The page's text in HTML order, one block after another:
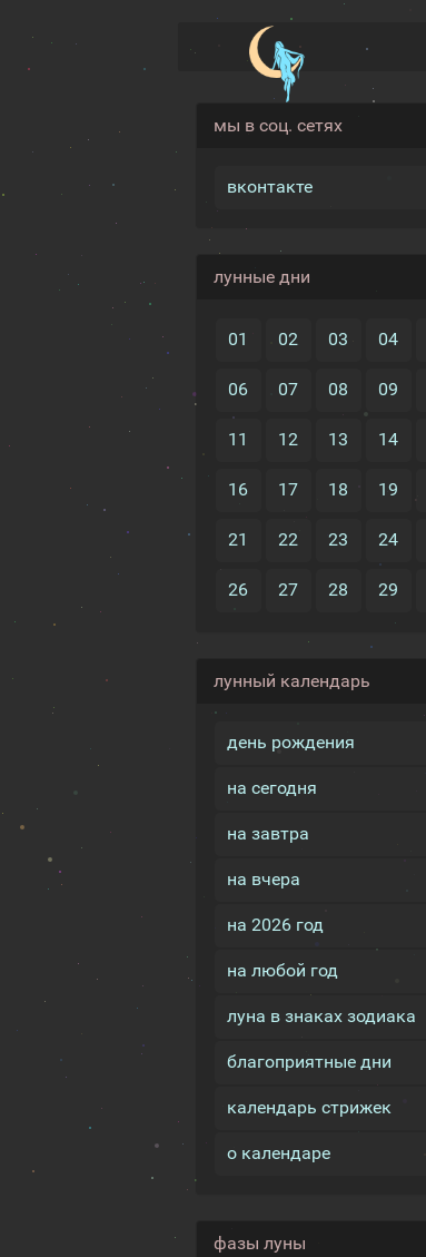
мы в соц. сетях
вконтакте
лунные дни
01 02 03 04
06 07 08 09
11 12 13 14
16 17 18 19
21 22 23 24
26 27 28 29
лунный календарь
день рождения
на сегодня
на завтра
на вчера
на 2026 год
на любой год
луна в знаках зодиака
благоприятные дни
календарь стрижек
о календаре
фазы луны